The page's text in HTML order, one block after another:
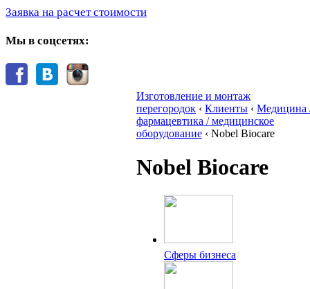
Заявка на расчет стоимости
Мы в соцсетях:
Изготовление и монтаж
перегородок ‹ Клиенты ‹ Медицина
фармацевтика / медицинское
оборудование ‹ Nobel Biocare
Nobel Biocare
Сферы бизнеса